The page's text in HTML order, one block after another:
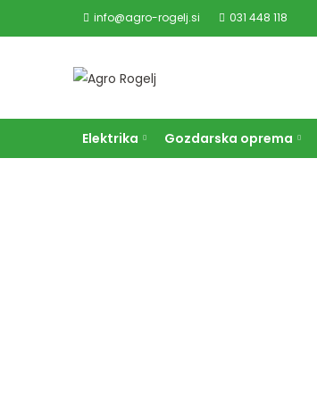
info@agro-rogelj.si 031 448 118
Elektrika Gozdarska oprema